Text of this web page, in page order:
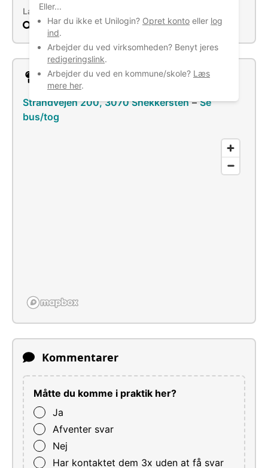
Eller...
Har du ikke et Unilogin? Opret konto eller log
ind.
Arbejder du ved virksomheden? Benyt jeres
redigeringslink.
Arbejder du ved en kommune/skole? Læs
mere her.
Læs mere
Søg
Lokation
Strandvejen 200, 3070 Snekkersten – Se
bus/tog
Kommentarer
Måtte du komme i praktik her?
Ja
Afventer svar
Nej
Har kontaktet dem 3x uden at få svar